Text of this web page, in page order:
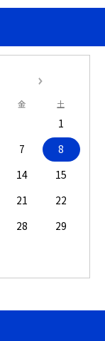
金 土
1
7
8
14
15
21
22
28
29